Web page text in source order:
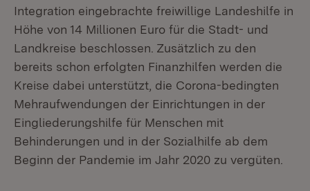
Integration eingebrachte freiwillige Landeshilfe in
Höhe von 14 Millionen Euro für die Stadt- und
Landkreise beschlossen. Zusätzlich zu den
bereits schon erfolgten Finanzhilfen werden die
Kreise dabei unterstützt, die Corona-bedingten
Mehraufwendungen der Einrichtungen in der
Eingliederungshilfe für Menschen mit
Behinderungen und in der Sozialhilfe ab dem
Beginn der Pandemie im Jahr 2020 zu vergüten.